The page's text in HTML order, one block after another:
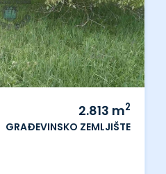
2.813 m2
GRAĐEVINSKO ZEMLJIŠTE